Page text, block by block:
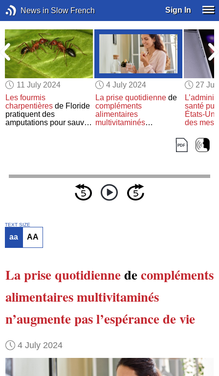
News in Slow French Sign In
11 July 2024
Les fourmis
charpentières de Floride
pratiquent des
amputations pour sauver
4 July 2024
La prise quotidiennede
compléments
alimentaires
multivitaminés
27
santé
États-
des
réseaux
TEXT SIZE
aa AA
La prise quotidiennedecompléments
alimentaires multivitaminés
n’augmente pasl’espérance de vie
4 July 2024